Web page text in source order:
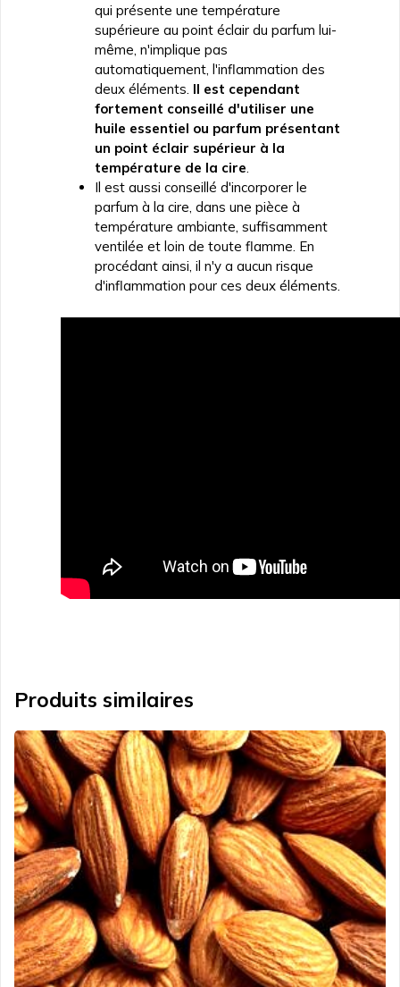
qui présente une température
supérieure au point éclair du parfum lui-
même, n'implique pas
automatiquement, l'inflammation des
deux éléments. Il est cependant
fortement conseillé d'utiliser une
huile essentiel ou parfum présentant
un point éclair supérieur à la
température de la cire
Il est aussi conseillé d'incorporer le
parfum à la cire, dans une pièce à
température ambiante, suffisamment
ventilée et loin de toute flamme. En
procédant ainsi, il n'y a aucun risque
d'inflammation pour ces deux éléments.
Produits similaires